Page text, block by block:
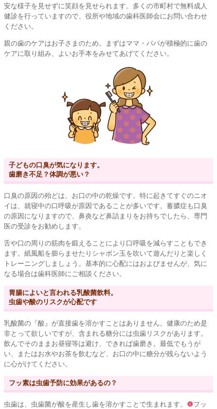
安な様子を見せずに笑顔を見せられます。多くの市町村で無料成人
健診を行っていますので、役所や地域の歯科医師会にお問い合わせ
ください。
親の歯のケアはお子さまのため。まずはママ・パパが積極的に歯の
ケアに取り組み、よいお手本をみせてあげてください。
子どもの口臭が気になります。
歯磨き不足？体調が悪い？
口臭の原因の殆どは、お口の中の乾燥です。特に起きてすぐのニオ
イは、就寝中の口呼吸が原因であることが多いです。蓄膿症も口臭
の原因になりますので、鼻炎など鼻詰まりをお持ちでしたら、専門
医の受診をお勧めします。
舌や口の周りの筋肉を鍛えることにより口呼吸を減らすこともでき
ます。紙風船を膨らませたりシャボン玉を吹いて遊んだりと楽しく
トレーニングしましょう。基本的に心配にはおよびませんが、気に
なる場合は歯科医師にご相談ください。
胃腸によいと言われる乳酸菌飲料。
虫歯や酸のリスクが心配です
乳酸菌の『酸』が直接歯を溶かすことはありません。健康のため是
非とって欲しいですが、含まれる糖分には虫歯リスクがあります。
飲んでそのままお昼寝等は避け、できれば歯磨き。最低でもうが
い、またはお水やお茶を飲むなど、お口の中に糖分が残らないよう
に心がけてください。
フッ素は虫歯予防に効果があるの？
虫歯は、虫歯菌が酸を産生し歯を溶かすことで生まれます。 ❶フッ